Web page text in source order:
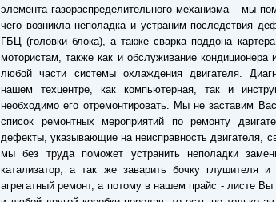
элемента газораспределительного механизма – мы
чего возникла неполадка и устраним последствия
ГБЦ (головки блока), а также сварка поддона
мотористам, также как и обслуживание
любой части системы охлаждения двигателя.
нашем техцентре, как компьютерная, так и
необходимо его отремонтировать. Мы не заставим
список ремонтных мероприятий по ремонту
дефекты, указывающие на неисправность двигателя,
мы без труда поможет устранить неполадки
катализатор, а так же заварить бочку глушителя
агрегатный ремонт, а потому в нашем прайс - листе